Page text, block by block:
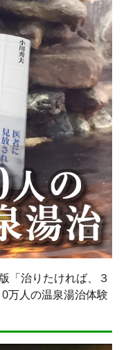
「治りたければ、３
万人の温泉湯治体験